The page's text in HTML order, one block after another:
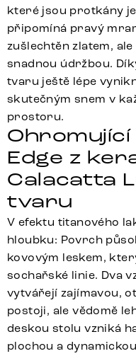
které jsou protkány
připomíná pravý
zušlechtěn zlatem,
snadnou údržbou.
tvaru ještě lépe
skutečným snem v
prostoru.
Edge z
Calacatta
tvaru
V efektu titanového
hloubku: Povrch
kovovým leskem,
sochařské linie. Dva
vytvářejí zajímavou,
postoji, ale vědomě
deskou stolu vzniká
plochou a